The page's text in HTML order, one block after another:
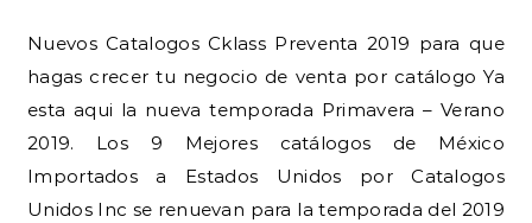
Nuevos Catalogos Cklass Preventa 2019 para que
hagas crecer tu negocio de venta por catálogo Ya
esta aqui la nueva temporada Primavera – Verano
2019. Los 9 Mejores catálogos de México
Importados a Estados Unidos por Catalogos
Unidos Inc se renuevan para la temporada del 2019